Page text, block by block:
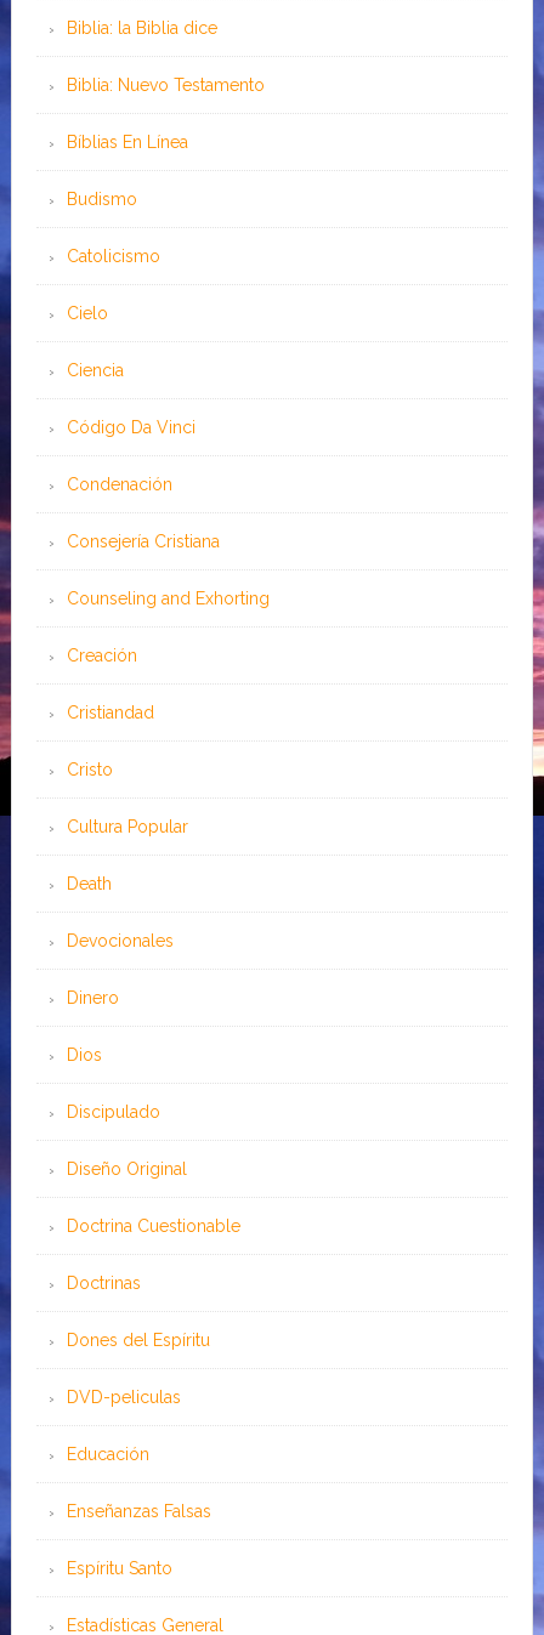
Biblia: la Biblia dice
Biblia: Nuevo Testamento
Bíblias En Línea
Budismo
Catolicismo
Cielo
Ciencia
Código Da Vinci
Condenación
Consejería Cristiana
Counseling and Exhorting
Creación
Cristiandad
Cristo
Cultura Popular
Death
Devocionales
Dinero
Dios
Discipulado
Diseño Original
Doctrina Cuestionable
Doctrinas
Dones del Espíritu
DVD-peliculas
Educación
Enseñanzas Falsas
Espíritu Santo
Estadísticas General